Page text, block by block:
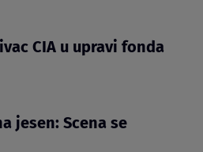
CIA u upravi fonda
jesen: Scena se